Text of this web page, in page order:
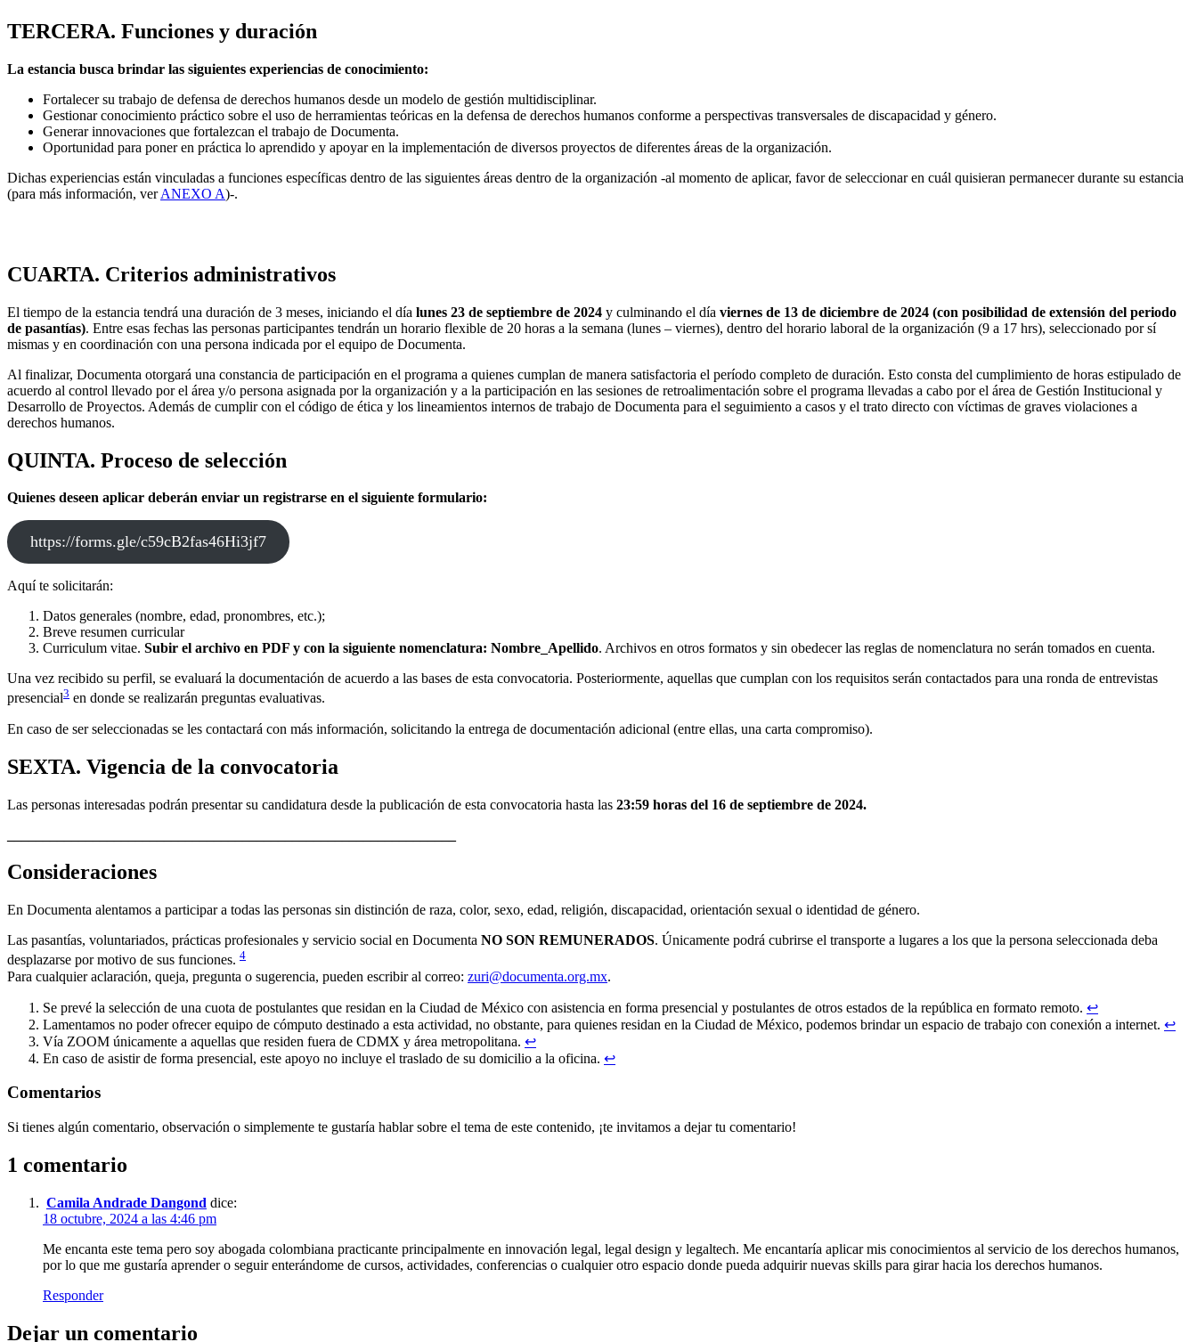
TERCERA. Funciones y duración
La estancia busca brindar las siguientes experiencias de conocimiento:
Fortalecer su trabajo de defensa de derechos humanos desde un modelo de gestión multidisciplinar.
Gestionar conocimiento práctico sobre el uso de herramientas teóricas en la defensa de derechos humanos conforme a perspectivas transversales de discapacidad y género.
Generar innovaciones que fortalezcan el trabajo de Documenta.
Oportunidad para poner en práctica lo aprendido y apoyar en la implementación de diversos proyectos de diferentes áreas de la organización.
Dichas experiencias están vinculadas a funciones específicas dentro de las siguientes áreas dentro de la organización -al momento de aplicar, favor de seleccionar en cuál quisieran permanecer durante su estancia
(para más información, verANEXO A)-.
CUARTA. Criterios administrativos
El tiempo de la estancia tendrá una duración de 3 meses, iniciando el día lunes 23 de septiembre de 2024 y culminando el día viernes de 13 de diciembre de 2024 (con posibilidad de extensión del periodo
de pasantías). Entre esas fechas las personas participantes tendrán un horario flexible de 20 horas a la semana (lunes – viernes), dentro del horario laboral de la organización (9 a 17 hrs), seleccionado por sí
mismas y en coordinación con una persona indicada por el equipo de Documenta.
Al finalizar, Documenta otorgará una constancia de participación en el programa a quienes cumplan de manera satisfactoria el período completo de duración. Esto consta del cumplimiento de horas estipulado de
acuerdo al control llevado por el área y/o persona asignada por la organización y a la participación en las sesiones de retroalimentación sobre el programa llevadas a cabo por el área de Gestión Institucional y
Desarrollo de Proyectos. Además de cumplir con el código de ética y los lineamientos internos de trabajo de Documenta para el seguimiento a casos y el trato directo con víctimas de graves violaciones a
derechos humanos.
QUINTA. Proceso de selección
Quienes deseen aplicar deberán enviar un registrarse en el siguiente formulario:
https://forms.gle/c59cB2fas46Hi3jf7
Aquí te solicitarán:
Datos generales (nombre, edad, pronombres, etc.);
Breve resumen curricular
Curriculum vitae. Subir el archivo en PDF y con la siguiente nomenclatura: Nombre_Apellido. Archivos en otros formatos y sin obedecer las reglas de nomenclatura no serán tomados en cuenta.
Una vez recibido su perfil, se evaluará la documentación de acuerdo a las bases de esta convocatoria. Posteriormente, aquellas que cumplan con los requisitos serán contactados para una ronda de entrevistas
presencial3 en donde se realizarán preguntas evaluativas.
En caso de ser seleccionadas se les contactará con más información, solicitando la entrega de documentación adicional (entre ellas, una carta compromiso).
SEXTA. Vigencia de la convocatoria
Las personas interesadas podrán presentar su candidatura desde la publicación de esta convocatoria hasta las 23:59 horas del 16 de septiembre de 2024.
Consideraciones
En Documenta alentamos a participar a todas las personas sin distinción de raza, color, sexo, edad, religión, discapacidad, orientación sexual o identidad de género.
Las pasantías, voluntariados, prácticas profesionales y servicio social en Documenta NO SON REMUNERADOS. Únicamente podrá cubrirse el transporte a lugares a los que la persona seleccionada deba
desplazarse por motivo de sus funciones. 4
Para cualquier aclaración, queja, pregunta o sugerencia, pueden escribir al correo: zuri@documenta.org.mx.
Se prevé la selección de una cuota de postulantes que residan en la Ciudad de México con asistencia en forma presencial y postulantes de otros estados de la república en formato remoto. ↩︎
Lamentamos no poder ofrecer equipo de cómputo destinado a esta actividad, no obstante, para quienes residan en la Ciudad de México, podemos brindar un espacio de trabajo con conexión a internet. ↩︎
Vía ZOOM únicamente a aquellas que residen fuera de CDMX y área metropolitana. ↩︎
En caso de asistir de forma presencial, este apoyo no incluye el traslado de su domicilio a la oficina. ↩︎
Comentarios
Si tienes algún comentario, observación o simplemente te gustaría hablar sobre el tema de este contenido, ¡te invitamos a dejar tu comentario!
1 comentario
Camila Andrade Dangond dice:
18 octubre, 2024 a las 4:46 pm
Me encanta este tema pero soy abogada colombiana practicante principalmente en innovación legal, legal design y legaltech. Me encantaría aplicar mis conocimientos al servicio de los derechos humanos,
por lo que me gustaría aprender o seguir enterándome de cursos, actividades, conferencias o cualquier otro espacio donde pueda adquirir nuevas skills para girar hacia los derechos humanos.
Responder
Dejar un comentario